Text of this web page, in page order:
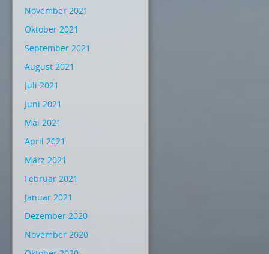
November 2021
Oktober 2021
September 2021
August 2021
Juli 2021
Juni 2021
Mai 2021
April 2021
März 2021
Februar 2021
Januar 2021
Dezember 2020
November 2020